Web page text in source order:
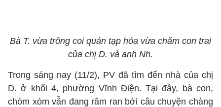
Bà T. vừa trông coi quán tạp hóa vừa chăm con trai
của chị D. và anh Nh.
Trong sáng nay (11/2), PV đã tìm đến nhà của chị
D. ở khối 4, phường Vĩnh Điện. Tại đây, bà con,
chòm xóm vẫn đang râm ran bởi câu chuyện chàng